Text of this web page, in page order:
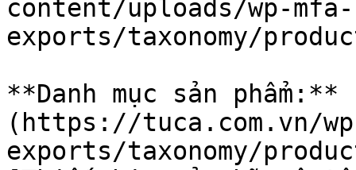
content/uploads/wp-mfa-
exports/taxonomy/
**Danh mục sản
(https://tuca.com.vn/
exports/taxonomy/